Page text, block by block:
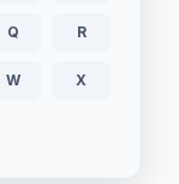
Q R
W X